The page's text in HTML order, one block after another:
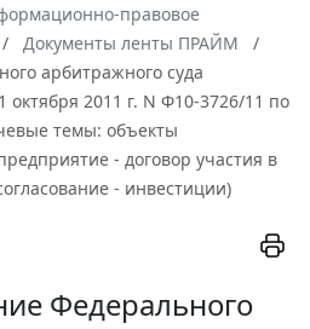
правовое
Документы ленты ПРАЙМ
арбитражного суда
октября 2011 г. N Ф10-3726/11 по
темы: объекты
- договор участия в
- инвестиции)
Федерального